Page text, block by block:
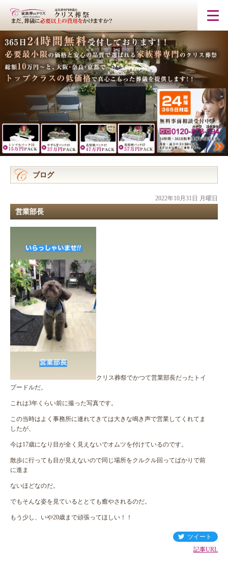
ブログ
2022年10月31日 月曜日
営業部長
クリス葬祭でかつて営業部長だったトイ
プードルだ。
これは3年くらい前に撮った写真です。
この当時はよく事務所に連れてきては大きな鳴き声で営業してくれてま
したが、
今は17歳になり目が全く見えないでオムツを付けているのです。
散歩に行っても目が見えないので同じ場所をクルクル回ってばかりで前
に進ま
ないほどなのだ。
でもそんな姿を見ているととても癒やされるのだ。
もう少し、いや20歳まで頑張ってほしい！！
ツイート
記事URL